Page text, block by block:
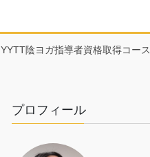
YYTT陰ヨガ指導者資格取得コース
プロフィール